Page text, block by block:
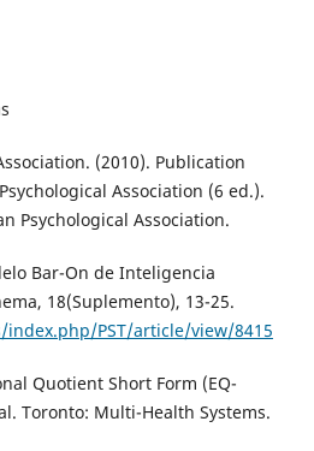
(2010). Publication
Association (6 ed.).
Psychological Association.
Bar-On de Inteligencia
18(Suplemento), 13-25.
PST/article/view/8415
Quotient Short Form (EQ-
Toronto: Multi-Health Systems.